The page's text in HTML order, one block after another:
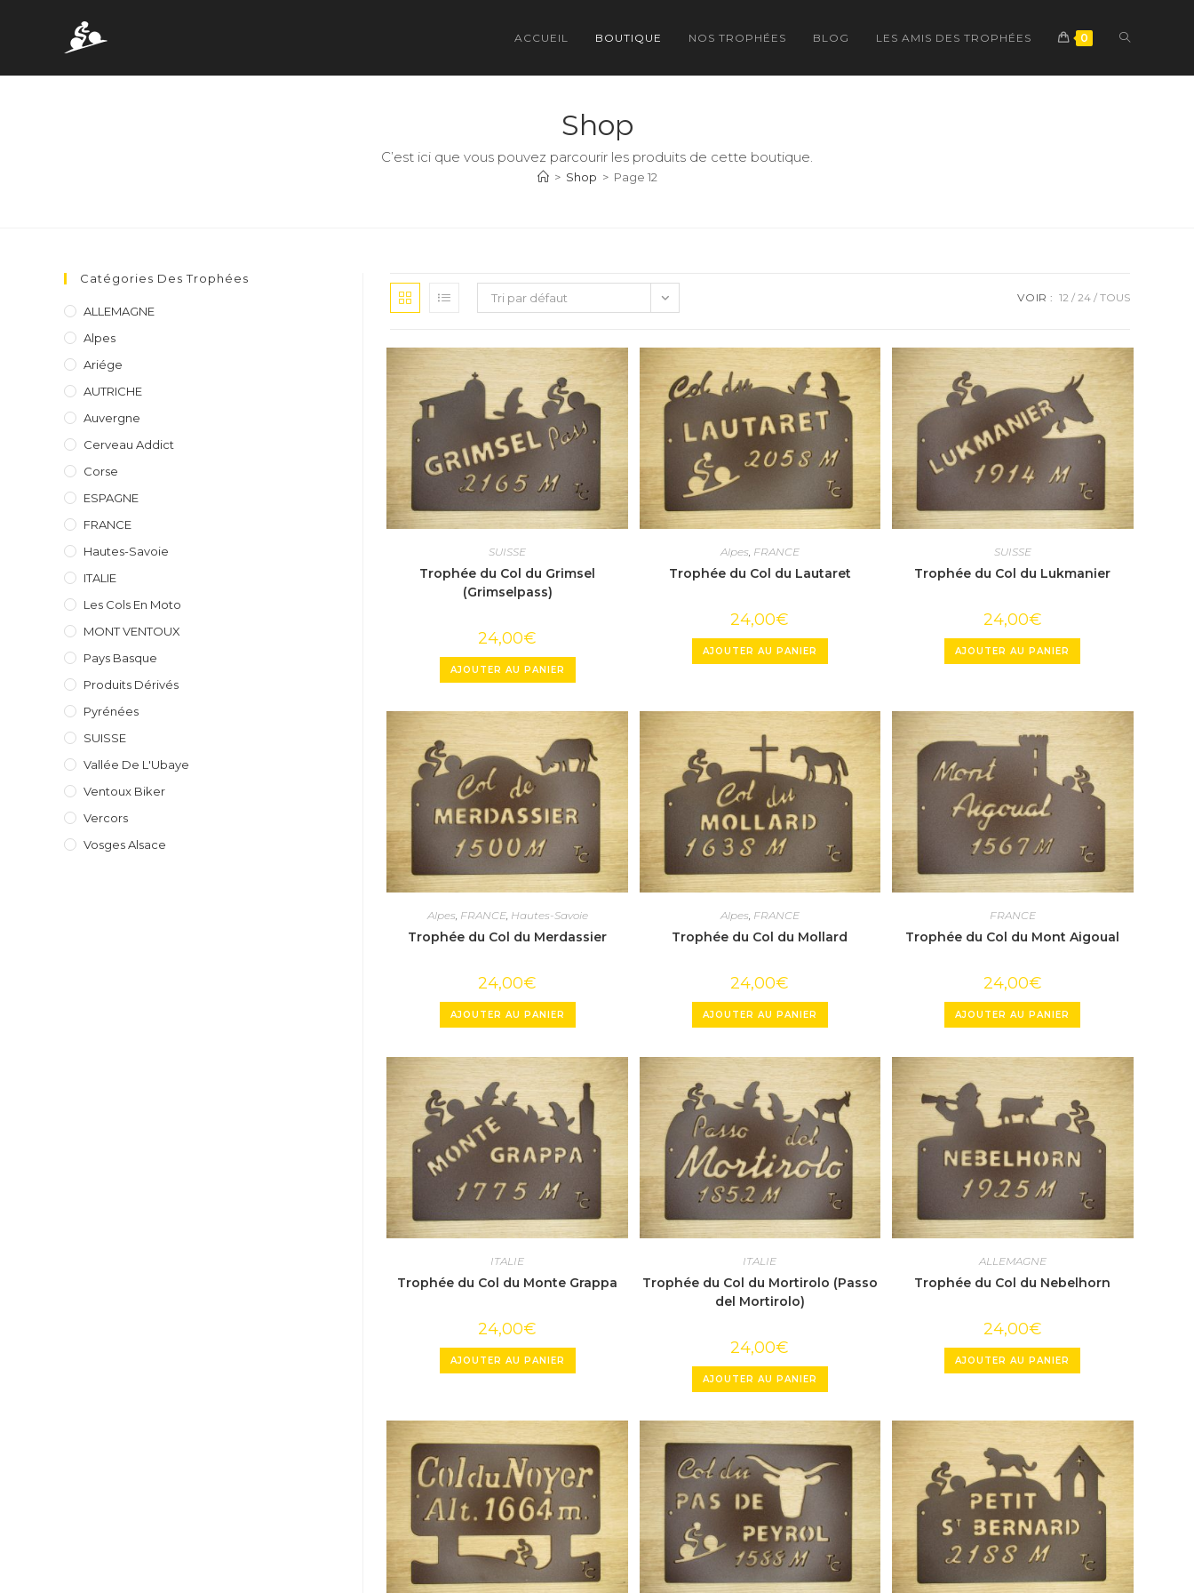
ACCUEIL BOUTIQUE NOS TROPHÉES BLOG LES AMIS DES TROPHÉES 0 TOGGLE
Shop
C’est ici que vous pouvez parcourir les produits de cette boutique.
> Shop > Page 12
Tri par défaut VOIR : 12 24 TOUS
SUISSE
Trophée du Col du Grimsel
(Grimselpass)
24,00€
AJOUTER AU PANIER
Alpes FRANCE
Trophée du Col du Lautaret
24,00€
AJOUTER AU PANIER
SUISSE
Trophée du Col du Lukmanier
24,00€
AJOUTER AU PANIER
Alpes, FRANCE, Hautes-Savoie
Trophée du Col du Merdassier
24,00€
AJOUTER AU PANIER
Alpes, FRANCE
Trophée du Col du Mollard
24,00€
AJOUTER AU PANIER
FRANCE
Trophée du Col du Mont Aigoual
24,00€
AJOUTER AU PANIER
ITALIE
Trophée du Col du Monte Grappa
24,00€
AJOUTER AU PANIER
ITALIE
Trophée du Col du Mortirolo (Passo
del Mortirolo)
24,00€
AJOUTER AU PANIER
ALLEMAGNE
Trophée du Col du Nebelhorn
24,00€
AJOUTER AU PANIER
Catégories Des Trophées
ALLEMAGNE
Alpes
Ariége
AUTRICHE
Auvergne
Cerveau Addict
Corse
ESPAGNE
FRANCE
Hautes-Savoie
ITALIE
Les Cols En Moto
MONT VENTOUX
Pays Basque
Produits Dérivés
Pyrénées
SUISSE
Vallée De L'Ubaye
Ventoux Biker
Vercors
Vosges Alsace